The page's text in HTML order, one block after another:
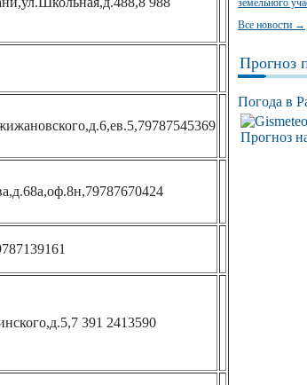
391 2413590
земельного
Все новости →
Прогноз
Погода в
Прогноз